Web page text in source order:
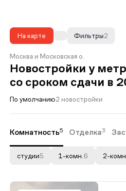
На карте 2
Фильтры
Москва и Московская о.
Новостройки у
со сроком сдачи в
По умолчанию2 новостройки
Комнатность5 Отделка3
студии5 1-комн. 6 2-комн.